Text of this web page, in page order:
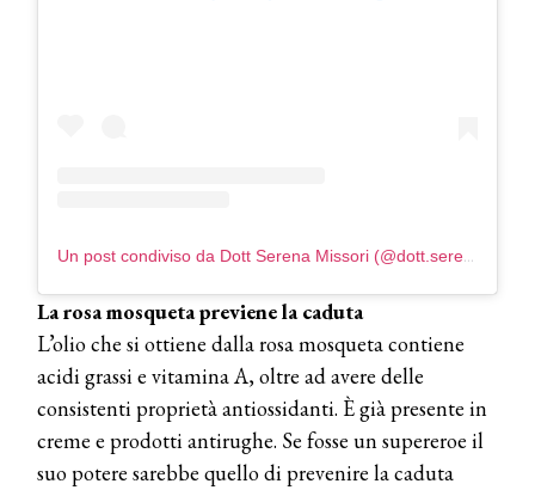
Un post condiviso da Dott Serena Missori (@dott.serenamissori)
La rosa mosqueta previene la caduta
L’olio che si ottiene dalla rosa mosqueta contiene
acidi grassi e vitamina A, oltre ad avere delle
consistenti proprietà antiossidanti. È già presente in
creme e prodotti antirughe. Se fosse un supereroe il
suo potere sarebbe quello di prevenire la caduta